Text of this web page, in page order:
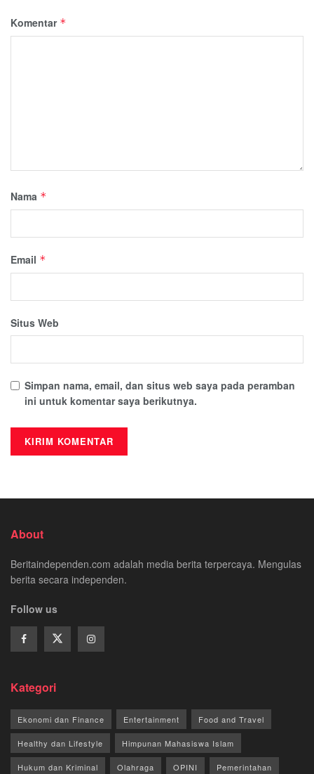
Komentar *
Nama *
Email *
Situs Web
Simpan nama, email, dan situs web saya pada peramban
ini untuk komentar saya berikutnya.
About
Beritaindependen.com adalah media berita terpercaya. Mengulas
berita secara independen.
Follow us
Kategori
Ekonomi dan Finance Entertainment Food and Travel
Healthy dan Lifestyle Himpunan Mahasiswa Islam
Hukum dan Kriminal Olahraga OPINI Pemerintahan